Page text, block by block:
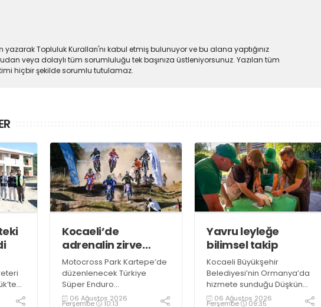
yazarak Topluluk Kuralları'nı kabul etmiş bulunuyor ve bu alana yaptığınız
veya dolaylı tüm sorumluluğu tek başınıza üstleniyorsunuz. Yazılan tüm
hiçbir şekilde sorumlu tutulamaz.
Kocaeli’de
adrenalin zirve
yapacak
Motocross Park Kartepe’de
düzenlenecek Türkiye
Süper Enduro
Şampiyonası’nda sporcular,
06 Ağustos 2026
Perşembe 10:13
Yavru leyleğe
bilimsel takip
Kocaeli Büyükşehir
Belediyesi’nin Ormanya’da
hizmete sunduğu Düşkün
Leylekler Evi’nde koruma
06 Ağustos 2026
Perşembe 09:35